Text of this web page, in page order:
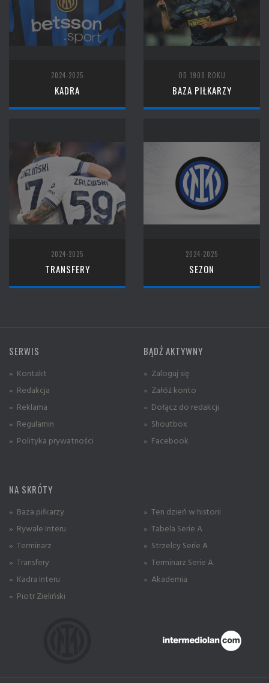
2024-2025
KADRA
OD 1908 ROKU
BAZA PIŁKARZY
2024-2025
TRANSFERY
2024-2025
SEZON
SERWIS
» Kontakt
» Redakcja
» Reklama
» Regulamin
» Polityka prywatności
BĄDŹ AKTYWNY
» Zaloguj się
» Załóż konto
» Dołącz do redakcji
» Shoutbox
» Facebook
NA SKRÓTY
» Baza piłkarzy
» Rywale Interu
» Terminarz
» Transfery
» Kadra Interu
» Piotr Zieliński
» Ten dzień w historii
» Tabela Serie A
» Strzelcy Serie A
» Terminarz Serie A
» Akademia